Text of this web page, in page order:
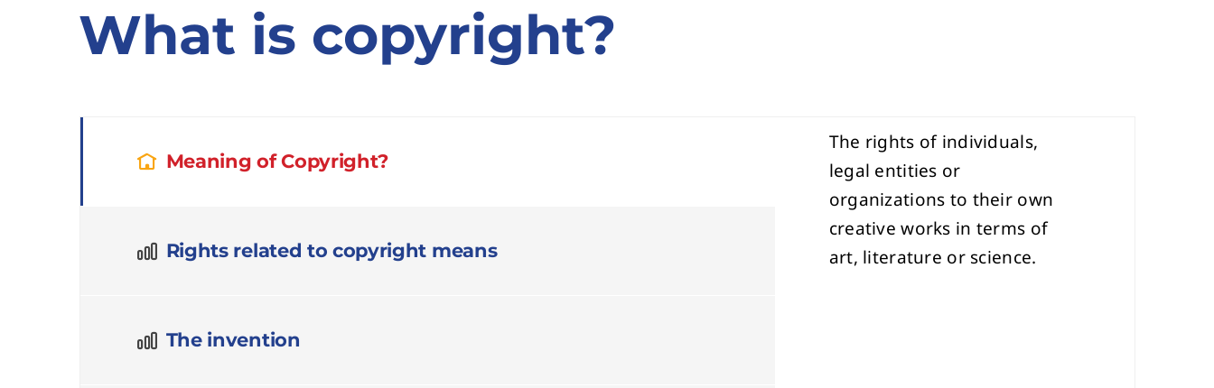
What is copyright?
Meaning of Copyright?
Rights related to copyright means
The invention
The rights of individuals,
legal entities or
organizations to their own
creative works in terms of
art, literature or science.